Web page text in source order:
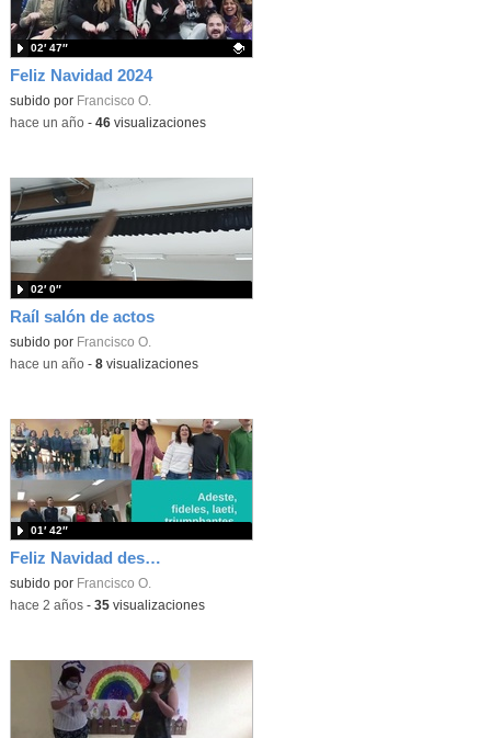
Feliz Navidad 2024
Contenido educativo.
subido por Francisco O.
02′ 47″
-hace un año- 46visualizaciones
Raíl salón de actos
subido por Francisco O.
02′ 0″
-hace un año- 8visualizaciones
Feliz Navidad desde el Alfonso X
subido por Francisco O.
01′ 42″
-hace 2 años- 35visualizaciones